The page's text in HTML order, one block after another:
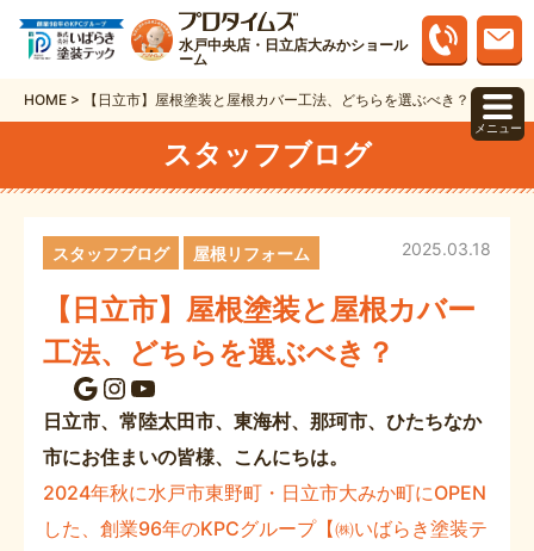
水戸中央店・日立店大みかショール
ーム
HOME > 【日立市】屋根塗装と屋根カバー工法、どちらを選ぶべき？
スタッフブログ
【日立市】屋根塗装と屋根カバー
工法、どちらを選ぶべき？
2025.03.18
スタッフブログ 屋根リフォーム
Google Instagram YouTube
日立市、常陸太田市、東海村、那珂市、 ひたちなか
市にお住まいの皆様、こんにちは。
2024年秋に水戸市東野町・日立市大みか町にOPEN
した、創業96年のKPCグループ【㈱いばらき塗装テ
メニュー